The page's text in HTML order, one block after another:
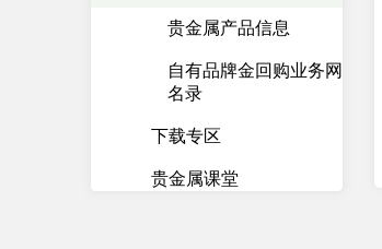
贵金属产品信息
自有品牌金回购业务网点
名录
下载专区
贵金属课堂